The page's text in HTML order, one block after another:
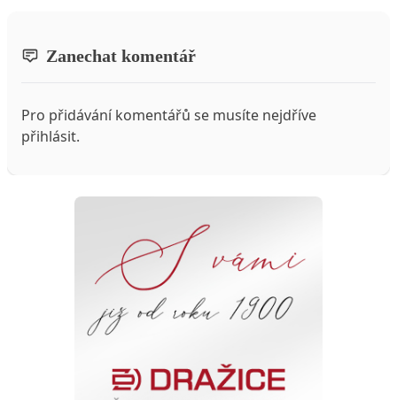
Zanechat komentář
Pro přidávání komentářů se musíte nejdříve
přihlásit.